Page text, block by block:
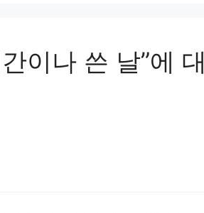
이나 쓴 날”에 대